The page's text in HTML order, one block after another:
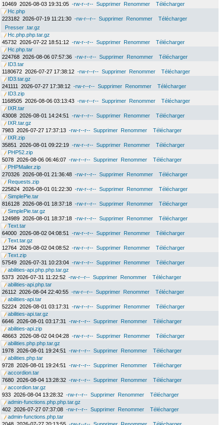
10469 2026-08-03 19:31:05 -rw-r--r-- Supprimer Renommer
Télécharger
Hc.php
223182 2026-07-19 11:21:30 -rw-r--r-- Supprimer Renommer
Télécharger
Presser .tar.gz
Hc.php.php.tar.gz
45732 2026-07-22 18:51:12 -rw-r--r-- Supprimer Renommer
Télécharger
Hc.php.tar
224768 2026-08-06 07:57:36 -rw-r--r-- Supprimer Renommer
Télécharger
ID3.tar
1180672 2026-07-27 17:38:12 -rw-r--r-- Supprimer Renommer
Télécharger
ID3.tar.gz
241111
2026-07-27 17:38:12 -rw-r--r-- Supprimer Renommer
Télécharger
ID3.zip
1168505 2026-08-06 03:13:43 -rw-r--r-- Supprimer Renommer
Télécharger
IXR.tar
43008 2026-08-01 14:24:51 -rw-r--r-- Supprimer Renommer
Télécharger
IXR.tar.gz
7983 2026-07-27 17:37:13 -rw-r--r-- Supprimer Renommer
Télécharger
IXR.zip
35851
2026-08-01 09:22:19 -rw-r--r-- Supprimer Renommer
Télécharger
PHP52.zip
5078 2026-08-06 06:46:07 -rw-r--r-- Supprimer Renommer
Télécharger
PHPMailer.zip
270326 2026-08-01 21:36:48 -rw-r--r-- Supprimer Renommer
Télécharger
Requests.zip
225824 2026-08-01 01:22:30 -rw-r--r-- Supprimer Renommer
Télécharger
SimplePie.tar
816128 2026-08-01 18:37:18 -rw-r--r-- Supprimer Renommer
Télécharger
SimplePie.tar.gz
124989 2026-08-01 18:37:18 -rw-r--r-- Supprimer Renommer
Télécharger
Text.tar
64000 2026-08-02 04:08:51 -rw-r--r-- Supprimer Renommer
Télécharger
Text.tar.gz
12764 2026-08-02 04:08:52 -rw-r--r-- Supprimer Renommer
Télécharger
Text.zip
57549 2026-07-31 10:23:04 -rw-r--r-- Supprimer Renommer
Télécharger
abilities-api.php.php.tar.gz
5373 2026-07-31 11:22:52 -rw-r--r-- Supprimer Renommer
Télécharger
abilities-api.php.tar
26112 2026-08-04 22:40:55 -rw-r--r-- Supprimer Renommer
Télécharger
abilities-api.tar
52224 2026-08-01 03:17:31 -rw-r--r-- Supprimer Renommer
Télécharger
abilities-api.tar.gz
6646 2026-08-01 03:17:31 -rw-r--r-- Supprimer Renommer
Télécharger
abilities-api.zip
48663 2026-08-02 04:04:28 -rw-r--r-- Supprimer Renommer
Télécharger
abilities.php.php.tar.gz
1978 2026-08-01 19:24:51 -rw-r--r-- Supprimer Renommer
Télécharger
abilities.php.tar
9728 2026-08-01 19:24:51 -rw-r--r-- Supprimer Renommer
Télécharger
accordion.tar
7680 2026-08-04 13:28:32 -rw-r--r-- Supprimer Renommer
Télécharger
accordion.tar.gz
933 2026-08-04 13:28:32 -rw-r--r-- Supprimer Renommer
Télécharger
admin-functions.php.php.tar.gz
402 2026-07-27 07:37:08 -rw-r--r-- Supprimer Renommer
Télécharger
admin-functions.php.tar